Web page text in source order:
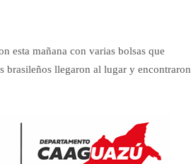
esta mañana con varias bolsas que
brasileños llegaron al lugar y encontraron